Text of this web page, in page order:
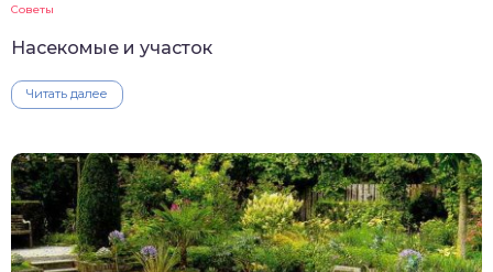
Советы
Насекомые и участок
Читать далее